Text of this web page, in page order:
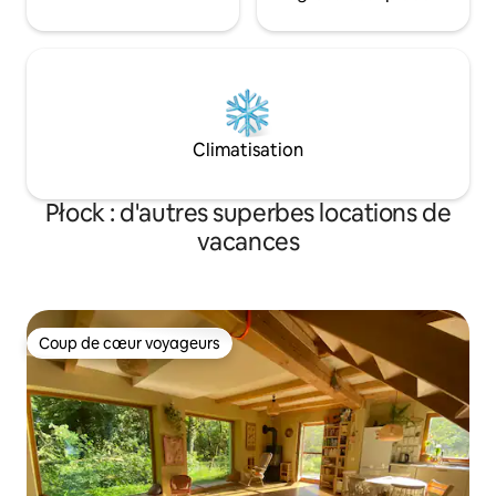
Climatisation
Płock : d'autres superbes locations de
vacances
Coup de cœur voyageurs
Coup de cœur voyageurs